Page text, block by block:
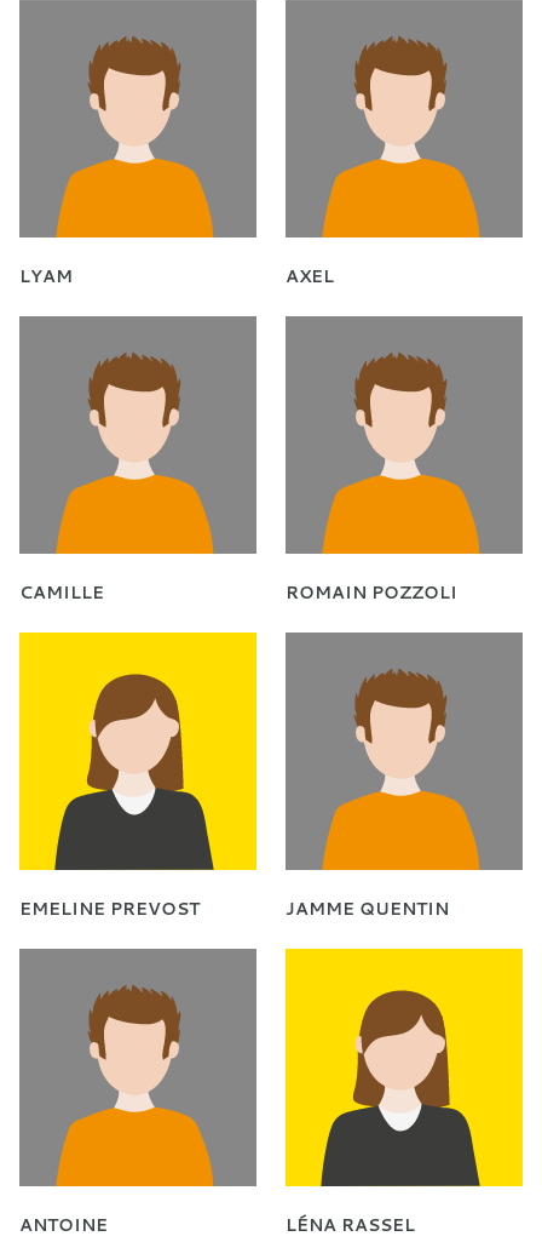
LYAM AXEL
CAMILLE ROMAIN POZZOLI
EMELINE PREVOST JAMME QUENTIN
ANTOINE LÉNA RASSEL